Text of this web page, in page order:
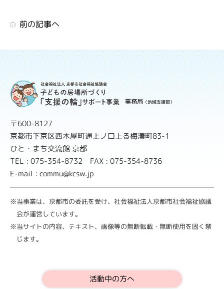
前の記事へ
事務局 （地域支援部）
〒600-8127
京都市下京区西木屋町通上ノ口上る梅湊町83-1
ひと・まち交流館 京都
TEL : 075-354-8732 FAX : 075-354-8736
E-mail : commu@kcsw.jp
※当事業は、京都市の委託を受け、社会福祉法人京都市社会福祉協議
会が運営しています。
※当サイトの内容、テキスト、画像等の無断転載・無断使用を固く禁
じます。
活動中の方へ